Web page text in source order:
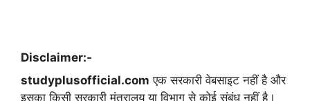
Disclaimer:-
studyplusofficial.com एक सरकारी वेबसाइट नहीं है और
इसका किसी सरकारी मंत्रालय या विभाग से कोई संबंध नहीं है।